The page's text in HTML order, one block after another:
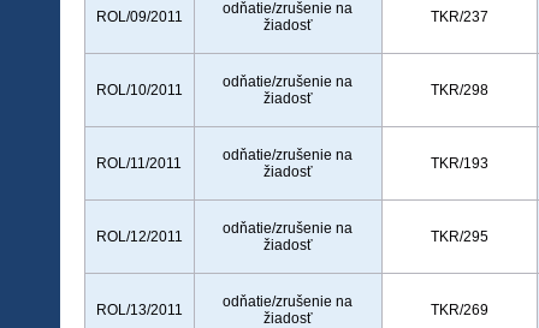
ROL/09/2011
odňatie/zrušenie na
žiadosť
TKR/237
ROL/10/2011
odňatie/zrušenie na
žiadosť
TKR/298
ROL/11/2011
odňatie/zrušenie na
žiadosť
TKR/193
ROL/12/2011
odňatie/zrušenie na
žiadosť
TKR/295
ROL/13/2011
odňatie/zrušenie na
žiadosť
TKR/269